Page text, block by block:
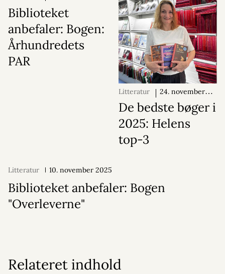
2025
Biblioteket
anbefaler: Bogen:
Århundredets
PAR
Litteratur
24. november
2025
De bedste bøger i
2025: Helens
top-3
Litteratur 10. november 2025
Biblioteket anbefaler: Bogen
"Overleverne"
Relateret indhold